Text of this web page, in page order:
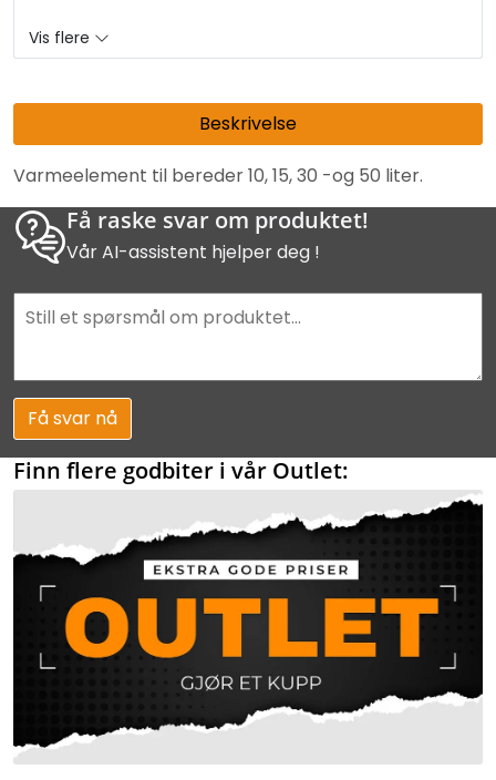
Vis flere
Beskrivelse
Varmeelement til bereder 10, 15, 30 -og 50 liter.
Få raske svar om produktet!
Vår AI-assistent hjelper deg !
Få svar nå
Finn flere godbiter i vår Outlet: